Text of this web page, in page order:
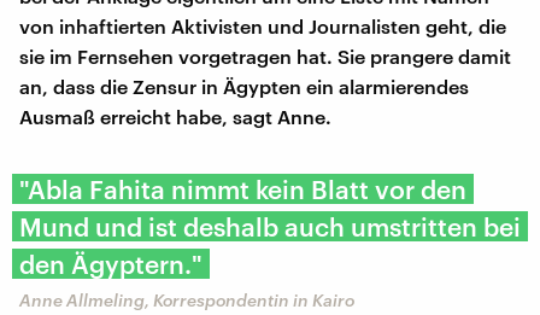
von inhaftierten Aktivisten und Journalisten geht, die
sie im Fernsehen vorgetragen hat. Sie prangere damit
an, dass die Zensur in Ägypten ein alarmierendes
Ausmaß erreicht habe, sagt Anne.
"Abla Fahita nimmt kein Blatt vor den
Mund und ist deshalb auch umstritten bei
den Ägyptern."
Anne Allmeling, Korrespondentin in Kairo